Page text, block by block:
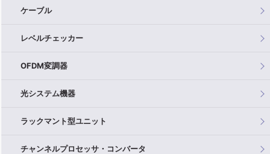
ケーブル
レベルチェッカー
OFDM変調器
光システム機器
ラックマント型ユニット
チャンネルプロセッサ・コンバータ